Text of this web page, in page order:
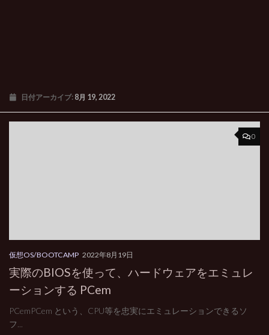
日付アーカイブ: 8月 19, 2022
0
仮想OS/BOOTCAMP 2022年8月19日
実際のBIOSを使って、ハードウェアをエミュレ
ーションする PCem
PCemPCem という、CPU等を忠実にエミュレーションできるソ
フ...